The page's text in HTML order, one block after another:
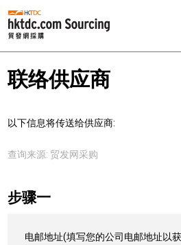
联络供应商
以下信息将传送给供应商:
查询来源: 贸发网采购
步骤一
电邮地址(填写您的公司电邮地址以